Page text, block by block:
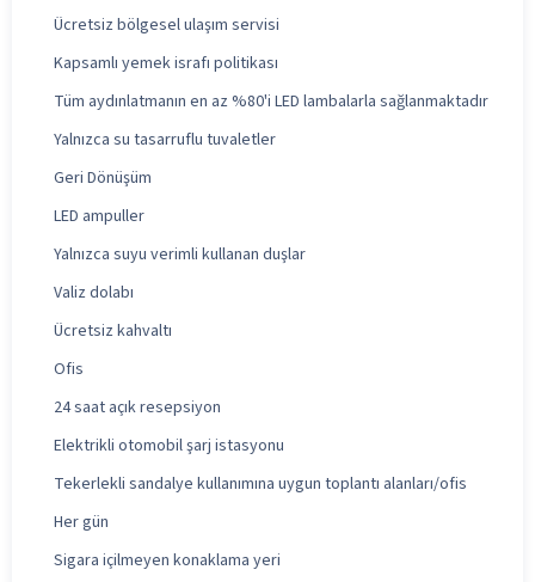
Ücretsiz bölgesel ulaşım servisi
Kapsamlı yemek israfı politikası
Tüm aydınlatmanın en az %80'i LED lambalarla sağlanmaktadır
Yalnızca su tasarruflu tuvaletler
Geri Dönüşüm
LED ampuller
Yalnızca suyu verimli kullanan duşlar
Valiz dolabı
Ücretsiz kahvaltı
Ofis
24 saat açık resepsiyon
Elektrikli otomobil şarj istasyonu
Tekerlekli sandalye kullanımına uygun toplantı alanları/ofis
Her gün
Sigara içilmeyen konaklama yeri